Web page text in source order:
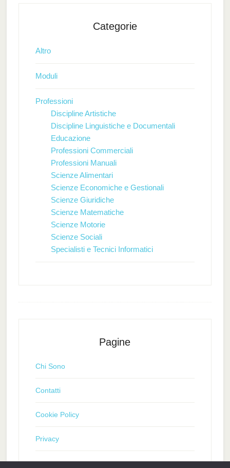
Categorie
Altro
Moduli
Professioni
Discipline Artistiche
Discipline Linguistiche e Documentali
Educazione
Professioni Commerciali
Professioni Manuali
Scienze Alimentari
Scienze Economiche e Gestionali
Scienze Giuridiche
Scienze Matematiche
Scienze Motorie
Scienze Sociali
Specialisti e Tecnici Informatici
Pagine
Chi Sono
Contatti
Cookie Policy
Privacy